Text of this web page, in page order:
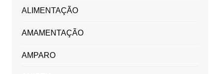
ALIMENTAÇÃO
AMAMENTAÇÃO
AMPARO